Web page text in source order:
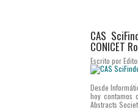
CAS
CONICET
Escrito por
Desde
hoy contamos
Abstracts